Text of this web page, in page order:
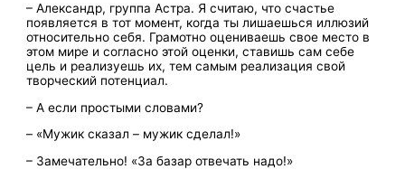
– Александр, группа Астра. Я считаю, что счастье
появляется в тот момент, когда ты лишаешься иллюзий
относительно себя. Грамотно оцениваешь свое место в
этом мире и согласно этой оценки, ставишь сам себе
цель и реализуешь их, тем самым реализация свой
творческий потенциал.
– А если простыми словами?
– «Мужик сказал – мужик сделал!»
– Замечательно! «За базар отвечать надо!»